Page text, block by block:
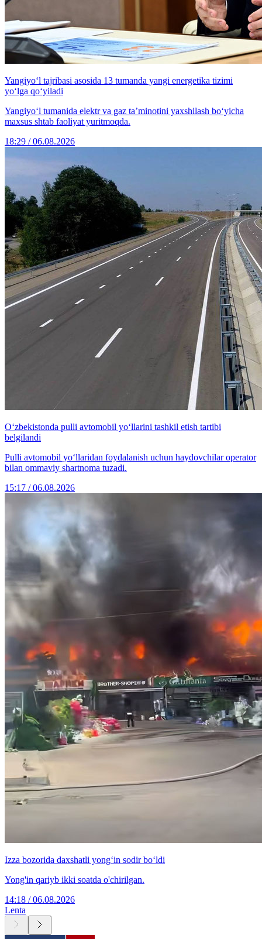
Yangiyo‘l tajribasi asosida 13 tumanda yangi energetika tizimi
yo‘lga qo‘yiladi
Yangiyo‘l tumanida elektr va gaz ta’minotini yaxshilash bo‘yicha
maxsus shtab faoliyat yuritmoqda.
18:29 / 06.08.2026
O‘zbekistonda pulli avtomobil yo‘llarini tashkil etish tartibi
belgilandi
Pulli avtomobil yo‘llaridan foydalanish uchun haydovchilar operator
bilan ommaviy shartnoma tuzadi.
15:17 / 06.08.2026
Izza bozorida daxshatli yong‘in sodir bo‘ldi
Yong'in qariyb ikki soatda o'chirilgan.
14:18 / 06.08.2026
Lenta